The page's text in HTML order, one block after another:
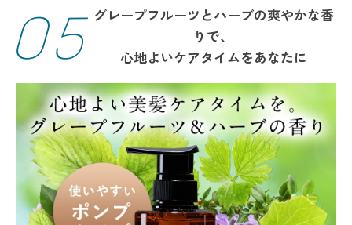
05グレープフルーツとハーブの爽やかな香
りで、
心地よいケアタイムをあなたに